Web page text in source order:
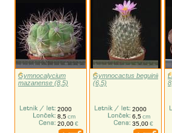
Gymnocalycium
mazanense (8,5)
2000
8,5cm
20,00€
Gymnocactus beguinii
(6,5)
2000
6,5cm
35,00€